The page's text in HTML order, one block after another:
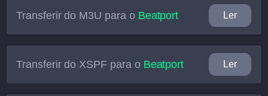
Transferir do M3U para o Beatport Ler
Transferir do XSPF para o Beatport Ler